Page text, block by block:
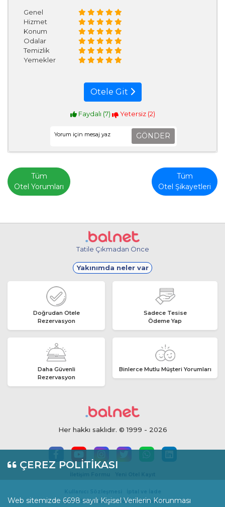
ÇEREZ POLİTİKASI
Web sitemizde 6698 sayılı Kişisel Verilerin Korunması
Genel
Hizmet
Konum
Odalar
Temizlik
Yemekler
Otele Git
Faydalı (7) Yetersiz (2)
GÖNDER
Tüm
Otel Yorumları
Tüm
Otel Şikayetleri
Tatile Çıkmadan Önce
Yakınımda neler var
Doğrudan Otele
Rezervasyon
Sadece Tesise
Ödeme Yap
Daha Güvenli
Rezervasyon
Binlerce Mutlu Müşteri Yorumları
Her hakkı saklıdır. © 1999 - 2026
İçerik Standartları
Yorum Politikası